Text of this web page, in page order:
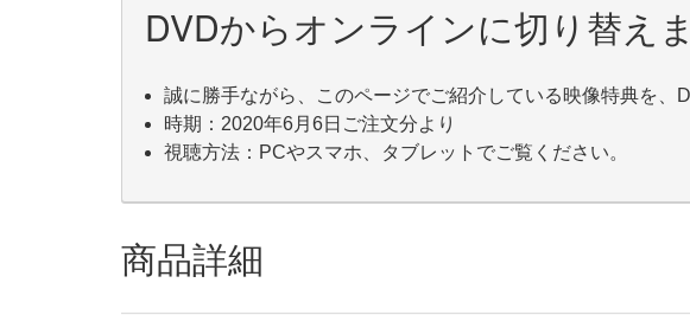
DVDからオンラインに切り替え
誠に勝手ながら、このページでご紹介している映像特典を、
時期：2020年6月6日ご注文分より
視聴方法：PCやスマホ、タブレットでご覧ください。
商品詳細